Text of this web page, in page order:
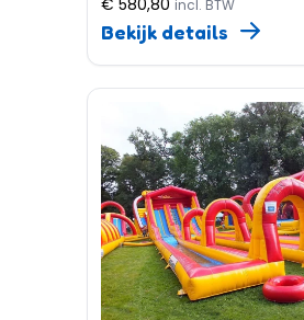
incl. BTW
Bekijk details